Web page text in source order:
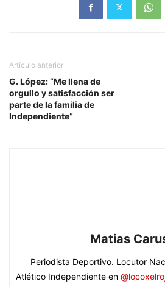
Artículo anterior
G. López: “Me llena de
orgullo y satisfacción ser
parte de la familia de
Independiente”
Matias
Periodista Deportivo. Locutor
Atlético Independiente en